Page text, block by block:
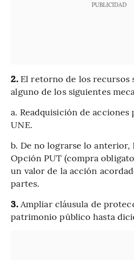
PUBLICIDAD
2. El retorno de los recursos
alguno de los siguientes
a. Readquisición de
UNE.
b. De no lograrse lo anterior,
Opción PUT (compra
un valor de la acción
partes.
3.Ampliar cláusula de
patrimonio público hasta